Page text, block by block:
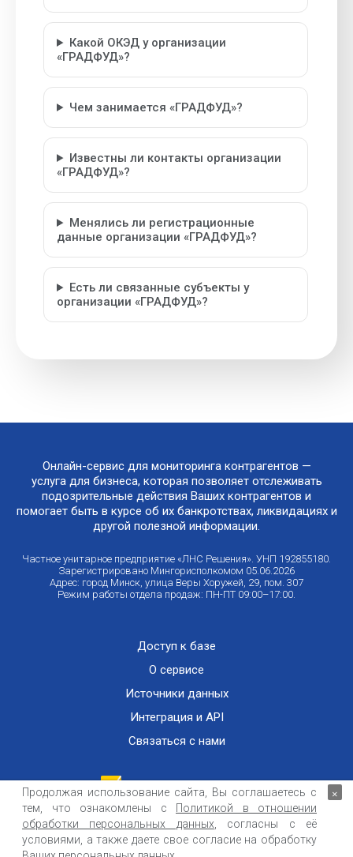
Какой ОКЭД у организации
«ГРАДФУД»?
Чем занимается «ГРАДФУД»?
Известны ли контакты организации
«ГРАДФУД»?
Менялись ли регистрационные
данные организации «ГРАДФУД»?
Есть ли связанные субъекты у
организации «ГРАДФУД»?
Онлайн-сервис для мониторинга контрагентов —
услуга для бизнеса, которая позволяет отслеживать
подозрительные действия Ваших контрагентов и
помогает быть в курсе об их банкротствах, ликвидациях и
другой полезной информации.
Частное унитарное предприятие «ЛНС Решения». УНП 192855180.
Зарегистрировано Мингорисполкомом 05.06.2026
Адрес: город Минск, улица Веры Хоружей, 29, пом. 307
Режим работы отдела продаж: ПН-ПТ 09:00–17:00.
Доступ к базе
О сервисе
Источники данных
Интеграция и API
Связаться с нами
Публичный договор оказания информационных услуг
ООО «Контемпорари» не несет ответственности за достоверность информации,
получаемой из открытых источников и от третьих лиц.
Продолжая использование сайта, Вы соглашаетесь с
тем, что ознакомлены с
Политикой в отношении
обработки персональных данных , согласны с её
условиями, а также даете свое согласие на обработку
×